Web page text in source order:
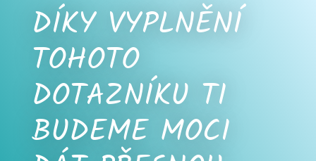
DÍKY VYPLNĚNÍ
TOHOTO
DOTAZNÍKU TI
BUDEME MOCI